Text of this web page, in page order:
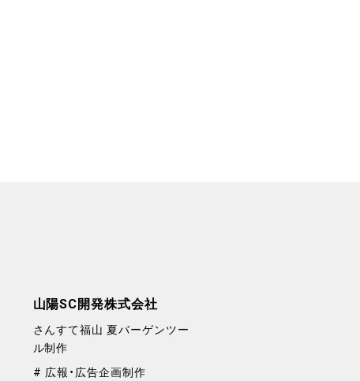
山陽SC開発株式会社
さんすて福山 夏バーゲンツー
ル制作
広報・広告企画制作